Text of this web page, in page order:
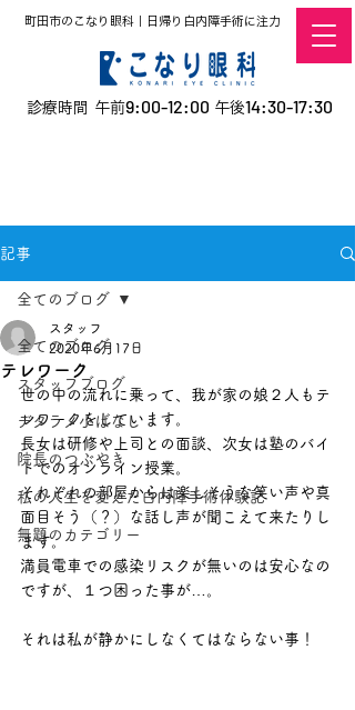
町田市のこなり眼科｜日帰り白内障手術に注力
診療時間 午前9:00-12:00 午後14:30-17:30
記事
全てのブログ
スタッフブログ
デタラメ小ばなし
院長のつぶやき
私の人生を変えた白内障手術体験記
無題のカテゴリー
全てのブログ
テレワーク
スタッフ
2020年6月17日
世の中の流れに乗って、我が家の娘２人もテ
レワークをしています。
長女は研修や上司との面談、次女は塾のバイ
トでのオンライン授業。
それぞれの部屋からは楽しそうな笑い声や真
面目そう（？）な話し声が聞こえて来たりし
ます。
満員電車での感染リスクが無いのは安心なの
ですが、１つ困った事が…。
それは私が静かにしなくてはならない事！